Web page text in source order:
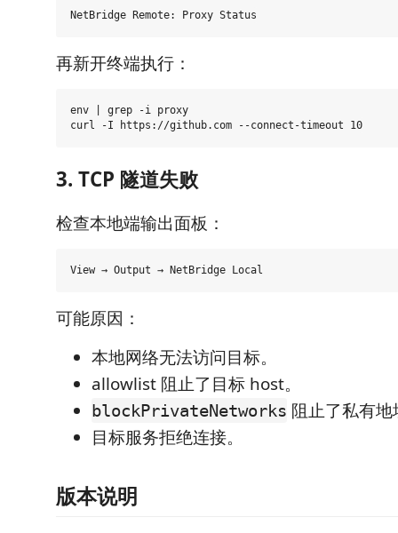
再新开终端执行：
env | grep -i proxy
3. TCP 隧道失败
检查本地端输出面板：
可能原因：
本地网络无法访问目标。
allowlist 阻止了目标 host。
blockPrivateNetworks 阻止了私有地
目标服务拒绝连接。
版本说明